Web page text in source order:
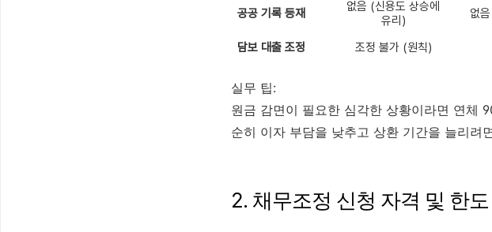
공공 기록 등재
없음 (신용도 상승에
유리)
없
담보 대출 조정 조정 불가 (원칙)
실무 팁:
원금 감면이 필요한 심각한 상황이라면 연체
순히 이자 부담을 낮추고 상환 기간을 늘리려
2. 채무조정 신청 자격 및 한도